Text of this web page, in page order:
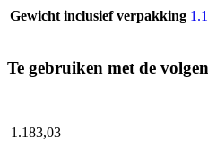
Gewicht inclusief verpakking
Te gebruiken met de
1.183,03